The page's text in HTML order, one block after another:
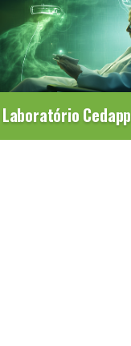
Laboratório Cedapp